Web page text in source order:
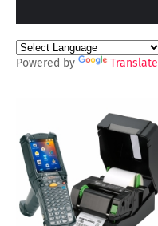
Powered by Translate